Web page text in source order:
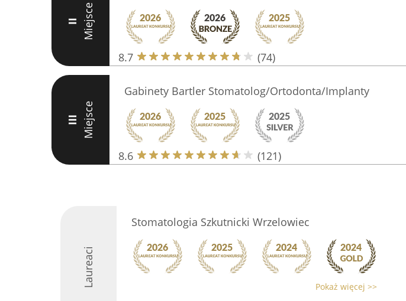
II Miejsce
8.7 (74)
III Miejsce
Gabinety Bartler Stomatolog/Ortodonta/Implanty
8.6 (121)
Laureaci
Stomatologia Szkutnicki Wrzelowiec
Pokaż więcej >>